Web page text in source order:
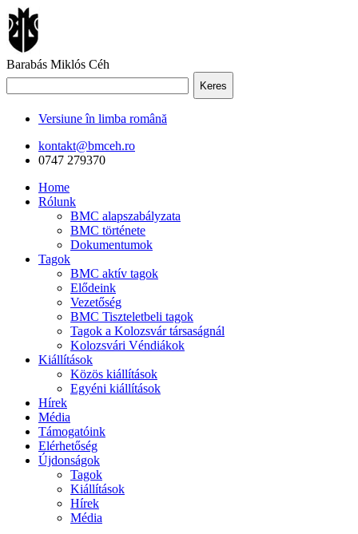
Barabás Miklós Céh
Keres
Versiune în limba română
kontakt@bmceh.ro
0747 279370
Home
Rólunk
BMC alapszabályzata
BMC története
Dokumentumok
Tagok
BMC aktív tagok
Elődeink
Vezetőség
BMC Tiszteletbeli tagok
Tagok a Kolozsvár társaságnál
Kolozsvári Véndiákok
Kiállítások
Közös kiállítások
Egyéni kiállítások
Hírek
Média
Támogatóink
Elérhetőség
Újdonságok
Tagok
Kiállítások
Hírek
Média